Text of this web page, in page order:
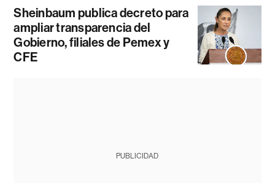
Sheinbaum publica decreto para
ampliar transparencia del
Gobierno, filiales de Pemex y
CFE
PUBLICIDAD